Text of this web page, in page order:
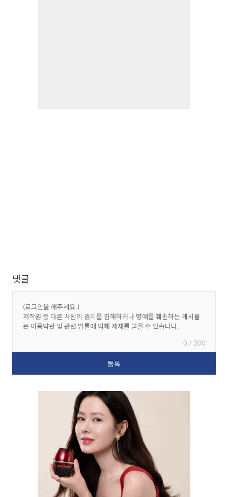
댓글
0 / 300